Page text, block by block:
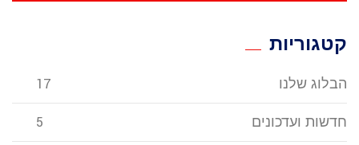
קטגוריות
הבלוג שלנו 17
חדשות ועדכונים 5